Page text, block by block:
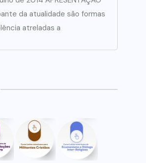
da atualidade são formas
atreladas a